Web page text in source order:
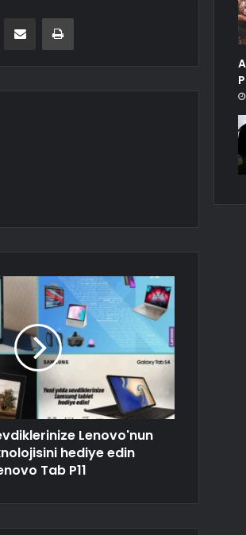
E-Posta ile paylaş Yazdır
Lenovo'nun
hediye edin
Tab P11